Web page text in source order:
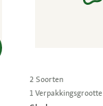
2 Soorten
1 Verpakkingsgrootte